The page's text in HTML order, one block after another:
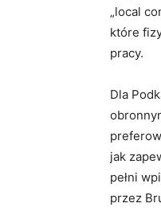
„local
które
pracy.
Dla
jak
pełni
przez